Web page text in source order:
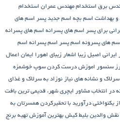
برق استخدام مهندس عمران استخدام
و بهداشت اسم بچه اسم جدید پسر اسم های
برای پسر اسم های پسرانه اسم های پسرانه
های پسرونه اسم پسر اسم پسرانه اسم
اصیل زیبا اشعار زیبای اهورا ایمان اعمال
سنسور اموزش درست کردن سوپ خوشمزه
سرلاک و نشانه های نیاز نوزاد به سرلاک و غذای
در انتخاب مشاور ایچری شهر، قدیمی ترین بافت
یکنواختی درآورید با تحقیرکردن همسرتان به
والدین بلیط کیش بهترین آموزش تهیه برنج